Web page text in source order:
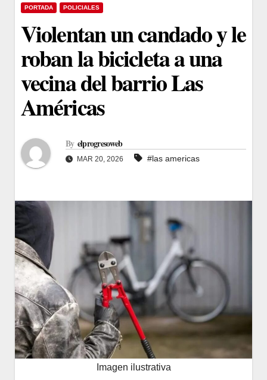
PORTADA POLICIALES
Violentan un candado y le
roban la bicicleta a una
vecina del barrio Las
Américas
By elprogresoweb
MAR 20, 2026 #las americas
Imagen ilustrativa